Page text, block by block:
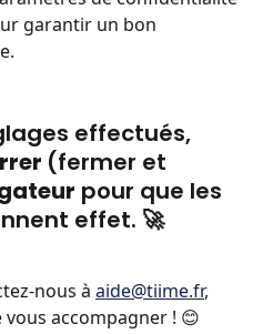
garantir un bon
effectués,
(fermer et
pour que les
effet. 🚀
nous à aide@tiime.fr,
accompagner ! 😊